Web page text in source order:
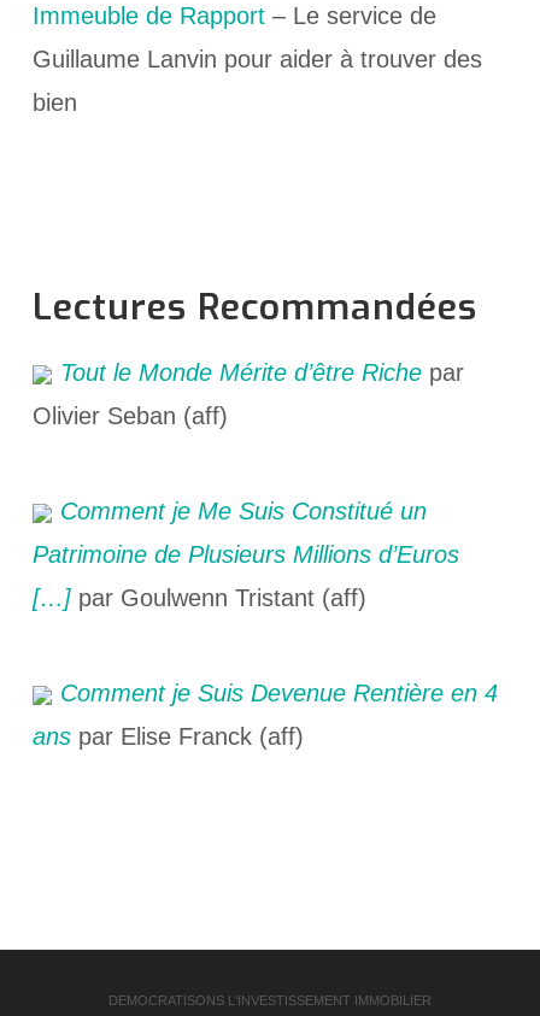
Immeuble de Rapport– Le service de
Guillaume Lanvin pour aider à trouver des
bien
Lectures Recommandées
Tout le Monde Mérite d’être Richepar
Olivier Seban (aff)
Comment je Me Suis Constitué un
Patrimoine de Plusieurs Millions d’Euros
[…] par Goulwenn Tristant (aff)
Comment je Suis Devenue Rentière en 4
ans par Elise Franck (aff)
DEMOCRATISONS L'INVESTISSEMENT IMMOBILIER